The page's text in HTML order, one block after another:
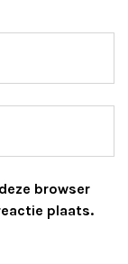
browser
plaats.